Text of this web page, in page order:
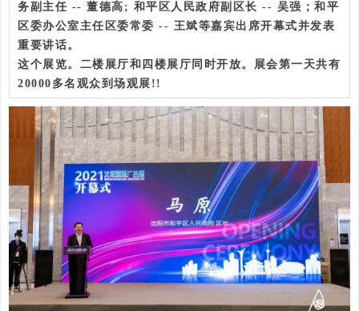
务副主任 -- 董德高; 和平区人民政府副区长 -- 吴强；和平
区委办公室主任区委常委 -- 王斌等嘉宾出席开幕式并发表
重要讲话。
这个展览。二楼展厅和四楼展厅同时开放。展会第一天共有
20000多名观众到场观展!!